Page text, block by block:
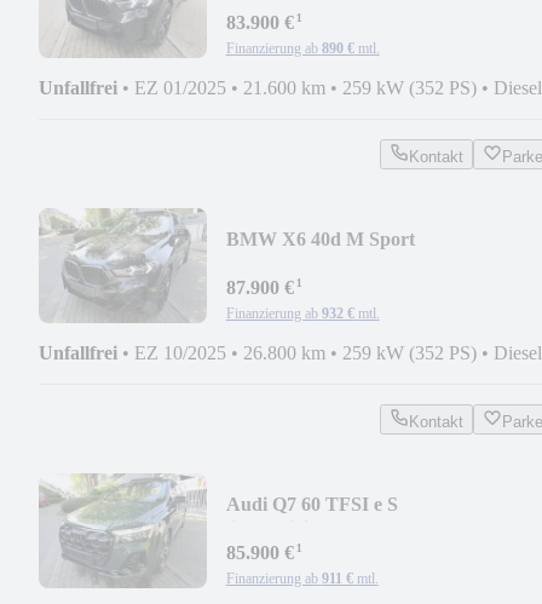
83.900 €¹
Finanzierung ab 890 € mtl.
Unfallfrei • EZ 01/2025 • 21.600 km • 259 kW (352 PS) • Diesel
Kontakt
BMW X6 40d M Sport
87.900 €¹
Finanzierung ab 932 € mtl.
Unfallfrei • EZ 10/2025 • 26.800 km • 259 kW (352 PS) • Diesel
Kontakt
Audi Q7 60 TFSI e S
85.900 €¹
Finanzierung ab 911 € mtl.